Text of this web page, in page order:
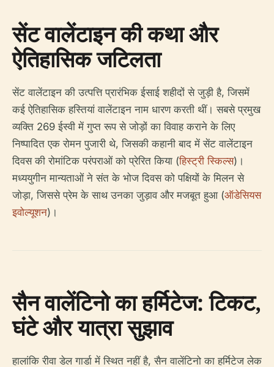
सेंट वालेंटाइन की कथा और
ऐतिहासिक जटिलता
सेंट वालेंटाइन की उत्पत्ति प्रारंभिक ईसाई शहीदों से जुड़ी है, जिसमें
कई ऐतिहासिक हस्तियां वालेंटाइन नाम धारण करती थीं। सबसे प्रमुख
व्यक्ति 269 ईस्वी में गुप्त रूप से जोड़ों का विवाह कराने के लिए
निष्पादित एक रोमन पुजारी थे, जिसकी कहानी बाद में सेंट वालेंटाइन
दिवस की रोमांटिक परंपराओं को प्रेरित किया (हिस्ट्री स्किल्स)।
मध्ययुगीन मान्यताओं ने संत के भोज दिवस को पक्षियों के मिलन से
जोड़ा, जिससे प्रेम के साथ उनका जुड़ाव और मजबूत हुआ (ऑडेसियस
इवोल्यूशन)।
सैन वालेंटिनो का हर्मिटेज: टिकट,
घंटे और यात्रा सुझाव
हालांकि रीवा डेल गार्डा में स्थित नहीं है, सैन वालेंटिनो का हर्मिटेज लेक